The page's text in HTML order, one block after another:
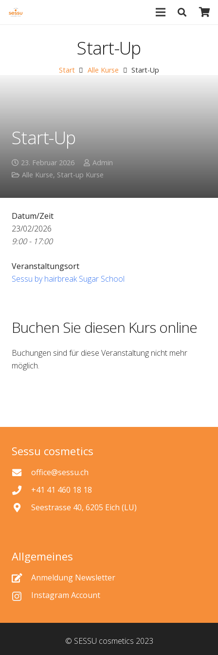
Start-Up
Start Alle Kurse Start-Up
Start-Up
23. Februar 2026
Admin
Alle Kurse, Start-up Kurse
Datum/Zeit
23/02/2026
9:00 - 17:00
Veranstaltungsort
Sessu by hairbreak Sugar School
Buchen Sie diesen Kurs online
Buchungen sind für diese Veranstaltung nicht mehr
möglich.
Sessu cosmetics
office@sessu.ch
+41 41 460 18 18
Seestrasse 40, 6205 Eich (LU)
Allgemeines
Anmeldung Newsletter
Instagram Account
© SESSU cosmetics 2023